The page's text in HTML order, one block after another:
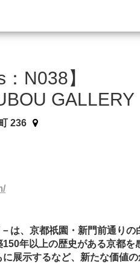
N038】
GALLERY
236
は、京都祇園・新門前通り
年以上の歴史がある京都を
展示するなど、新たな価値の